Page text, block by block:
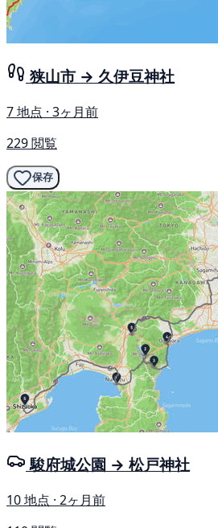
狭山市 → 久伊豆神社
7 地点 · 3ヶ月前
229 閲覧
保存
駿府城公園 → 松戸神社
10 地点 · 2ヶ月前